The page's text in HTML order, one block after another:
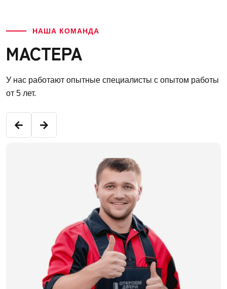
НАША КОМАНДА
МАСТЕРА
У нас работают опытные специалисты с опытом работы
от 5 лет.